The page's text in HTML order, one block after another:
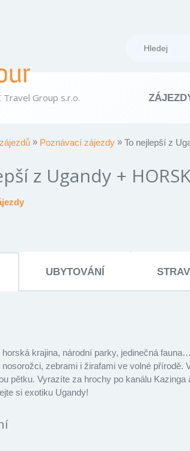
Group s.r.o.
Poznávací zájezdy To nejlepší z
z Ugandy +
UBYTOVÁNÍ
horská krajina, národní parky, jedinečná
nosorožci, zebrami i žirafami ve volné
pětku. Vyrazíte za hrochy po kanálu
si exotiku Ugandy!